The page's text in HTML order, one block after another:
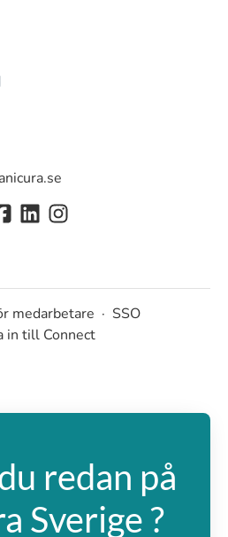
anicura.se
medarbetare · SSO
in till Connect
redan på
Sverige ?